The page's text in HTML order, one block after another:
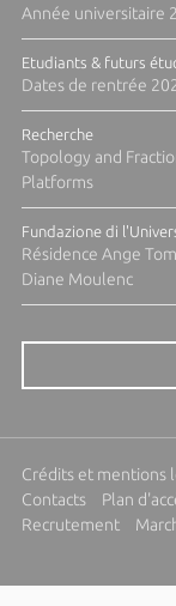
Année universitaire
Etudiants & futurs
Dates de rentrée
Recherche
Topology and
Platforms
Fundazione di
Résidence Ange
Diane Moulenc
Crédits et mentions
Contacts
Plan
Recrutement